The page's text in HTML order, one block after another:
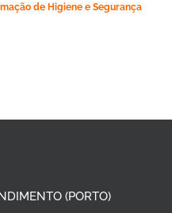
de Higiene e Segurança
(PORTO)